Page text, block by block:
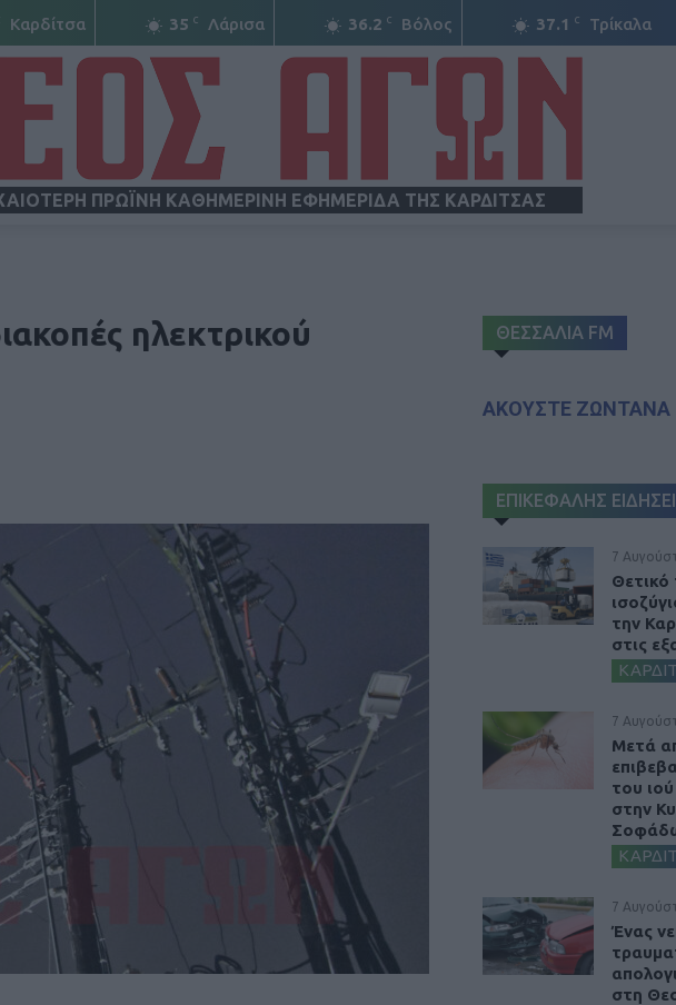
Καρδίτσα 35 C Λάρισα 36.2 C Βόλος 37.1 C Τρίκαλα
ΠΡΩΪΝΗ ΚΑΘΗΜΕΡΙΝΗ ΕΦΗΜΕΡΙΔΑ ΤΗΣ ΚΑΡΔΙΤΣΑΣ
ηλεκτρικού
ΘΕΣΣΑΛΙΑ FM
ΑΚΟΥΣΤΕ ΖΩΝΤΑΝΑ
ΕΠΙΚΕΦΑΛΗΣ
7
Θετικό
την
στις
7
Μετά
του
στην
7
Ένας
στη